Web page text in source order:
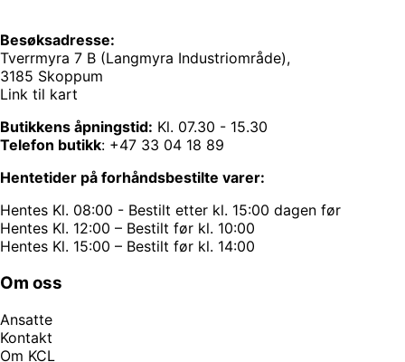
Besøksadresse:
Tverrmyra 7 B (Langmyra Industriområde),
3185 Skoppum
Link til kart
Butikkens åpningstid: Kl. 07.30 - 15.30
Telefon butikk: +47 33 04 18 89
Hentetider på forhåndsbestilte varer:
Hentes Kl. 08:00 - Bestilt etter kl. 15:00 dagen før
Hentes Kl. 12:00 – Bestilt før kl. 10:00
Hentes Kl. 15:00 – Bestilt før kl. 14:00
Om oss
Ansatte
Kontakt
Om KCL